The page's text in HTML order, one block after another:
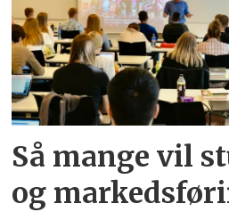
Så mange vil
og